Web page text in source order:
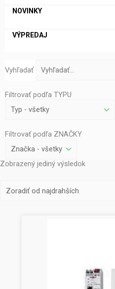
NOVINKY
VÝPREDAJ
Vyhľadať
Filtrovať podľa TYPU
Filtrovať podľa ZNAČKY
Zobrazený jediný výsledok